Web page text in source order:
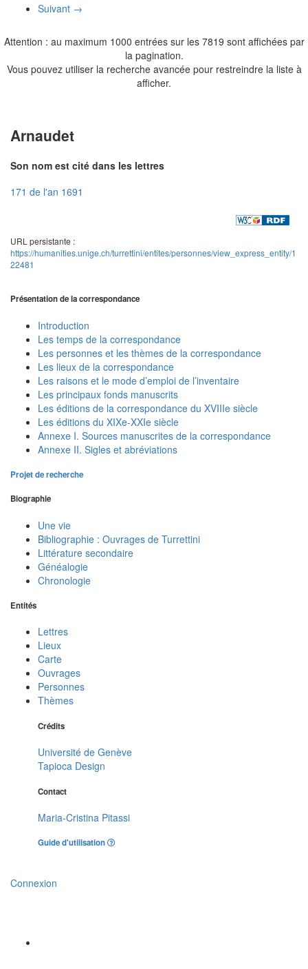
Suivant →
Attention : au maximum 1000 entrées sur les 7819 sont affichées par
la pagination.
Vous pouvez utiliser la recherche avancée pour restreindre la liste à
afficher.
Arnaudet
Son nom est cité dans les lettres
171 de l'an 1691
URL persistante :
https://humanities.unige.ch/turrettini/entites/personnes/view_express_entity/1
22481
Présentation de la correspondance
Introduction
Les temps de la correspondance
Les personnes et les thèmes de la correspondance
Les lieux de la correspondance
Les raisons et le mode d’emploi de l’inventaire
Les principaux fonds manuscrits
Les éditions de la correspondance du XVIIIe siècle
Les éditions du XIXe-XXIe siècle
Annexe I. Sources manuscrites de la correspondance
Annexe II. Sigles et abréviations
Projet de recherche
Biographie
Une vie
Bibliographie : Ouvrages de Turrettini
Littérature secondaire
Généalogie
Chronologie
Entités
Lettres
Lieux
Carte
Ouvrages
Personnes
Thèmes
Crédits
Université de Genève
Tapioca Design
Contact
Maria-Cristina Pitassi
Guide d'utilisation
Connexion